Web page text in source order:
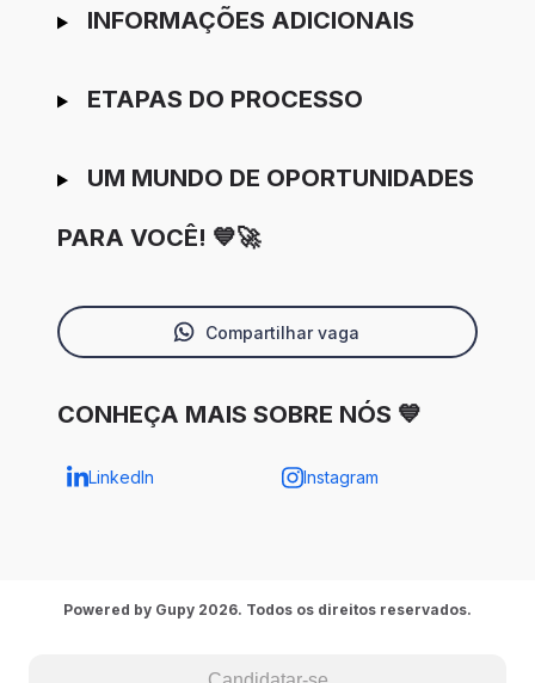
INFORMAÇÕES ADICIONAIS
ETAPAS DO PROCESSO
UM MUNDO DE OPORTUNIDADES
PARA VOCÊ! 💙🚀
Compartilhar vaga
CONHEÇA MAIS SOBRE NÓS 💙
LinkedIn Instagram
Powered by Gupy 2026. Todos os direitos reservados.